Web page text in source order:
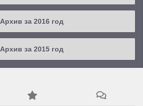
2019 / #1
2018 / #3
2018 / #1
2017 / #4
2017 / #3
Архив за 2016 год
2016 / #4
2016 / #3
Архив за 2015 год
2015 / #3
2015 / #2